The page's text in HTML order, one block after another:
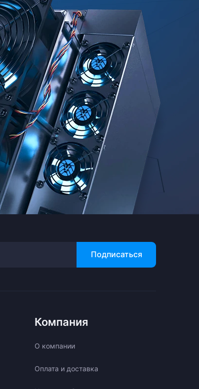
Подписаться
Компания
О компании
Оплата и доставка